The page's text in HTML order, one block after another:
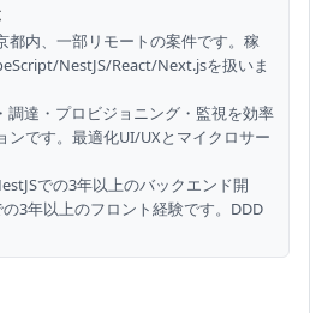
都内、一部リモートの案件です。稼
NestJS/React/Next.jsを扱いま
調達・プロビジョニング・監視を効率
ンです。最適化UI/UXとマイクロサー
での3年以上のバックエンド開
3年以上のフロント経験です。DDD